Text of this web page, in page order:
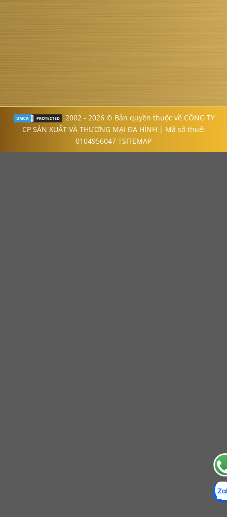
2002 - 2026 © Bản quyền thuộc về CÔNG TY
CP SẢN XUẤT VÀ THƯƠNG MẠI ĐA HÌNH | Mã số thuế:
0104956047 |SITEMAP